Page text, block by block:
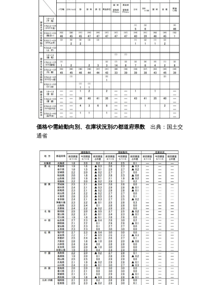
価格や需給動向別、在庫状況別の都道府県数 出典：国土交
通省